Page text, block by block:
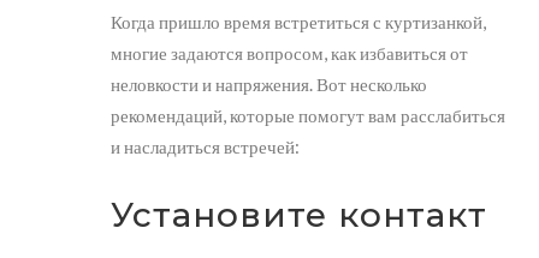
Когда пришло время встретиться с куртизанкой,
многие задаются вопросом, как избавиться от
неловкости и напряжения. Вот несколько
рекомендаций, которые помогут вам расслабиться
и насладиться встречей:
Установите контакт